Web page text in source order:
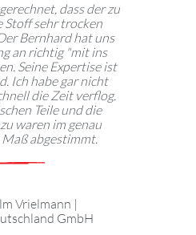
dass der zu
Stoff sehr trocken
Bernhard hat uns
an richtig "mit ins
Seine Expertise ist
Ich habe gar nicht
die Zeit verflog.
Teile und die
waren im genau
abgestimmt.
Vrielmann |
GmbH